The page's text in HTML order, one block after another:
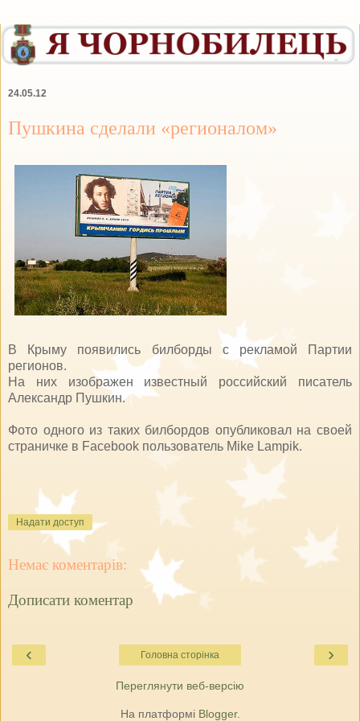
24.05.12
Пушкина сделали «регионалом»
В Крыму появились билборды с рекламой Партии
регионов.
На них изображен известный российский писатель
Александр Пушкин.
Фото одного из таких билбордов опубликовал на своей
страничке в Facebook пользователь Mike Lampik.
Надати доступ
Немає коментарів:
Дописати коментар
‹ ›
Головна сторінка
Переглянути веб-версію
На платформі Blogger.